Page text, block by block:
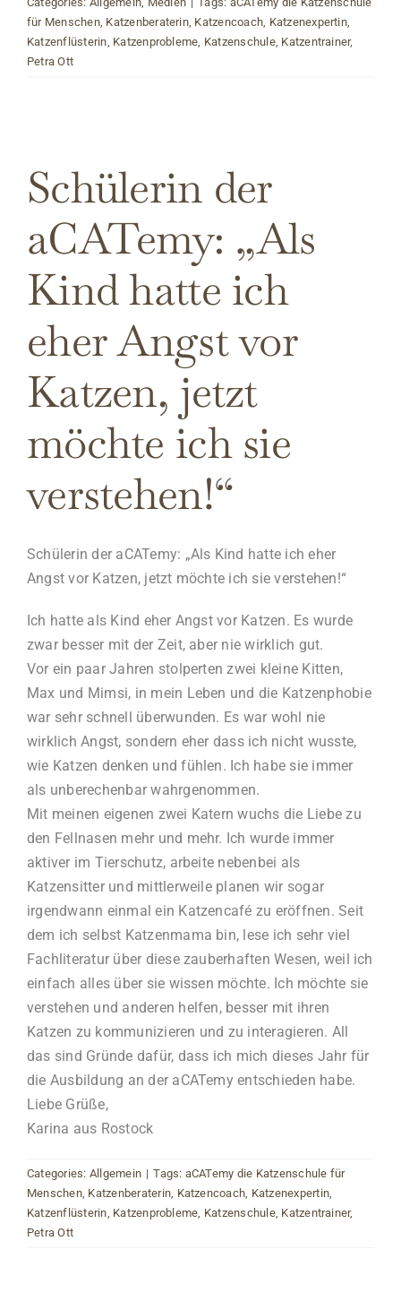
für Menschen, Katzenberaterin, Katzencoach Katzenexpertin,
Katzenflüsterin Katzenprobleme Katzenschule, Katzentrainer,
Petra Ott
Schülerin der
aCATemy: „Als
Kind hatte ich
eher Angst vor
Katzen, jetzt
möchte ich sie
verstehen!“
Schülerin der aCATemy: „Als Kind hatte ich eher
Angst vor Katzen, jetzt möchte ich sie verstehen!“
Ich hatte als Kind eher Angst vor Katzen. Es wurde
zwar besser mit der Zeit, aber nie wirklich gut.
Vor ein paar Jahren stolperten zwei kleine Kitten,
Max und Mimsi, in mein Leben und die Katzenphobie
war sehr schnell überwunden. Es war wohl nie
wirklich Angst, sondern eher dass ich nicht wusste,
wie Katzen denken und fühlen. Ich habe sie immer
als unberechenbar wahrgenommen.
Mit meinen eigenen zwei Katern wuchs die Liebe zu
den Fellnasen mehr und mehr. Ich wurde immer
aktiver im Tierschutz, arbeite nebenbei als
Katzensitter und mittlerweile planen wir sogar
irgendwann einmal ein Katzencafé zu eröffnen. Seit
dem ich selbst Katzenmama bin, lese ich sehr viel
Fachliteratur über diese zauberhaften Wesen, weil ich
einfach alles über sie wissen möchte. Ich möchte sie
verstehen und anderen helfen, besser mit ihren
Katzen zu kommunizieren und zu interagieren. All
das sind Gründe dafür, dass ich mich dieses Jahr für
die Ausbildung an der aCATemy entschieden habe.
Liebe Grüße,
Karina aus Rostock
Categories: Allgemein | Tags: aCATemy die Katzenschule für
Menschen, Katzenberaterin Katzencoach Katzenexpertin
Katzenflüsterin Katzenprobleme Katzenschule, Katzentrainer,
Petra Ott